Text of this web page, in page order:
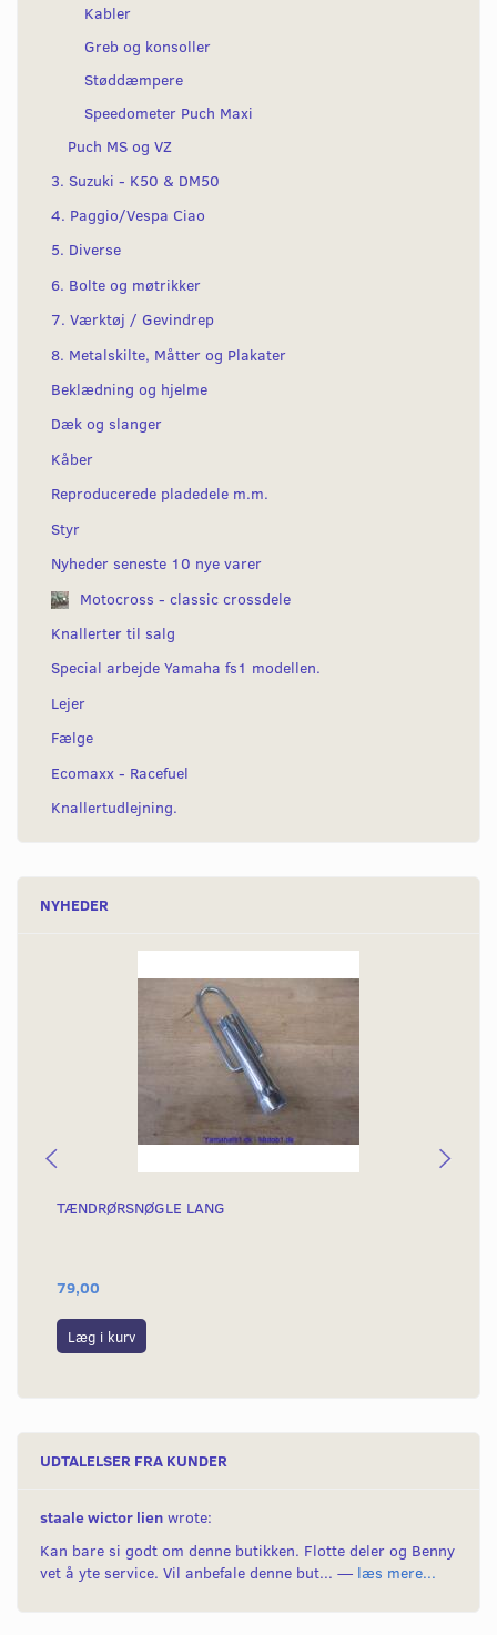
Kabler
Greb og konsoller
Støddæmpere
Speedometer Puch Maxi
Puch MS og VZ
3. Suzuki - K50 & DM50
4. Paggio/Vespa Ciao
5. Diverse
6. Bolte og møtrikker
7. Værktøj / Gevindrep
8. Metalskilte, Måtter og Plakater
Beklædning og hjelme
Dæk og slanger
Kåber
Reproducerede pladedele m.m.
Styr
Nyheder seneste 10 nye varer
Motocross - classic crossdele
Knallerter til salg
Special arbejde Yamaha fs1 modellen.
Lejer
Fælge
Ecomaxx - Racefuel
Knallertudlejning.
NYHEDER
TÆNDRØRSNØGLE LANG
79,00
Læg i kurv
UDTALELSER FRA KUNDER
staale wictor lien wrote:
Kan bare si godt om denne butikken. Flotte deler og Benny
vet å yte service. Vil anbefale denne but... — læs mere...